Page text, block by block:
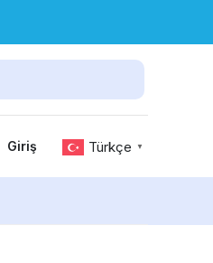
Giriş Türkçe ▼